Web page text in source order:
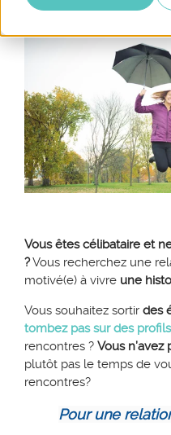
Vous êtes célibataire et
?Vous recherchez une
motivé(e) à vivre une
Vous souhaitez sortir des
tombez pas sur des
rencontres ? Vous
plutôt pas le temps de
rencontres?
Pour une